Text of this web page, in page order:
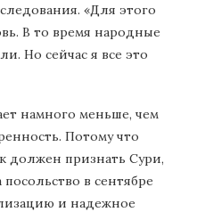
«Для этого
В то время народные
Но сейчас я все это
намного меньше, чем
Потому что
должен признать Сури,
посольство в сентябре
и надежное